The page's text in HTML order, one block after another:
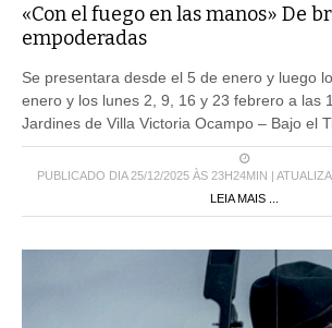
«Con el fuego en las manos» De
empoderadas
Se presentara desde el 5 de enero y luego
enero y los lunes 2, 9, 16 y 23 febrero a las
Jardines de Villa Victoria Ocampo – Bajo el
PUBLICADO DIA 25/12/2025 ÀS 23H24MIN |
LEIA MAIS ...